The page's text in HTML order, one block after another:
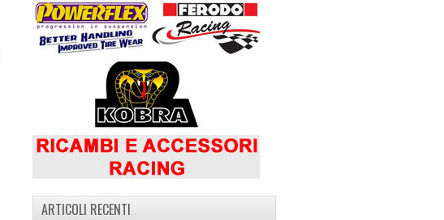
ARTICOLI RECENTI